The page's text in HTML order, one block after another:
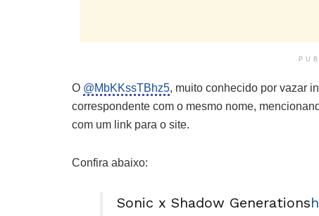
O @MbKKssTBhz5, muito conhecido por vazar
correspondente com o mesmo nome,
com um link para o site.
Confira abaixo:
Sonic x Shadow Generations